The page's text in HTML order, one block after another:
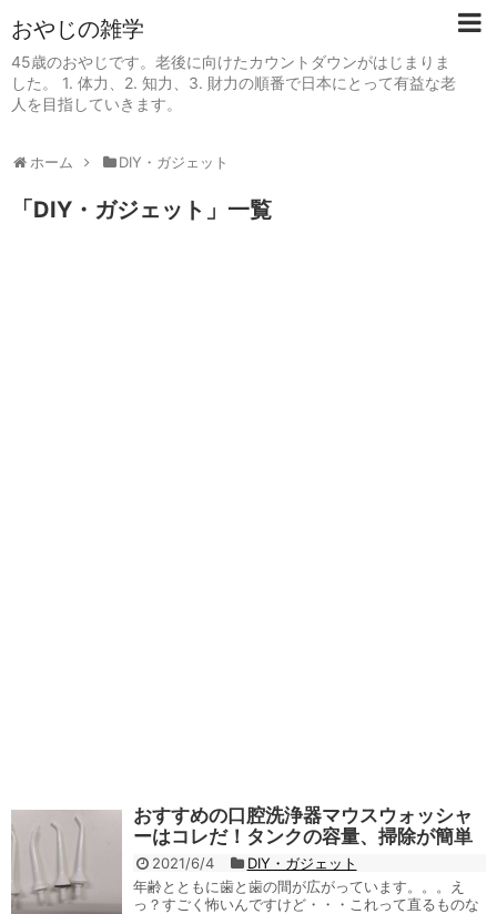
おやじの雑学
45歳のおやじです。老後に向けたカウントダウンがはじまりま
した。 1. 体力、2. 知力、3. 財力の順番で日本にとって有益な老
人を目指していきます。
ホーム DIY・ガジェット
「DIY・ガジェット 」 一覧
おすすめの口腔洗浄器マウスウォッシャ
ーはコレだ！タンクの容量、掃除が簡単
2021/6/4
DIY・ガジェット
年齢とともに歯と歯の間が広がっています。。。え
っ？すごく怖いんですけど・・・これって直るものな